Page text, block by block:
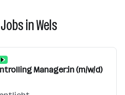
in Wels
Manager:in (m/w/d)